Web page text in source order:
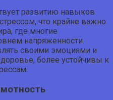
развитию навыков
что крайне важно
где многие
напряженности.
своими эмоциями и
более устойчивы к